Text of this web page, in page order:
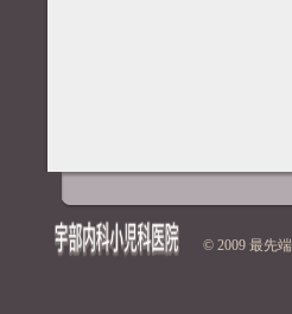
© 2009 最先